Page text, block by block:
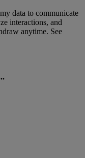
data to communicate
interactions, and
anytime. See